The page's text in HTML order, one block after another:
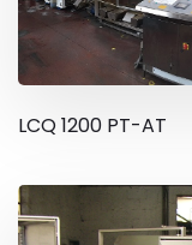
LCQ 1200 PT-AT